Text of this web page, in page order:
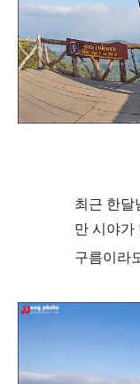
최근 한달
만 시야가
구름이라